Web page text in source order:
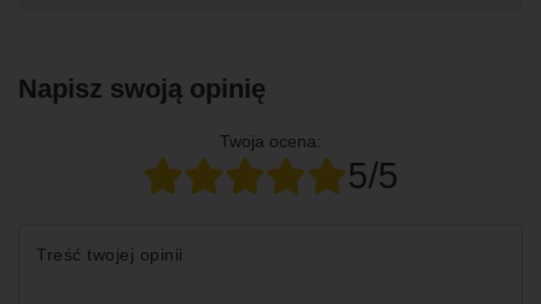
Napisz swoją opinię
Twoja ocena:
5/5
Treść twojej opinii